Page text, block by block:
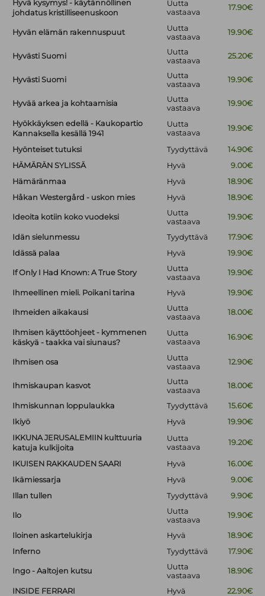
Hyvä kysymys! - käytännöllinen
johdatus kristilliseenuskoon
Uutta
vastaava
17.90€
Hyvän elämän rakennuspuut
Uutta
vastaava
19.90€
Hyvästi Suomi
Uutta
vastaava
25.20€
Hyvästi Suomi
Uutta
vastaava
19.90€
Hyvää arkea ja kohtaamisia
Uutta
vastaava
19.90€
Hyökkäyksen edellä - Kaukopartio
Kannaksella kesällä 1941
Uutta
vastaava
19.90€
Hyönteiset tutuksi Tyydyttävä
14.90€
HÄMÄRÄN SYLISSÄ
Hyvä
9.00€
Hämäränmaa
Hyvä
18.90€
Håkan Westergård - uskon mies
Hyvä 18.90€
Ideoita kotiin koko vuodeksi
Uutta
vastaava
19.90€
Idän sielunmessu Tyydyttävä
17.90€
Idässä palaa
Hyvä 19.90€
If Only I Had Known: A True Story
Uutta
vastaava
19.90€
Ihmeellinen mieli. Poikani tarina Hyvä 19.90€
Ihmeiden aikakausi
Uutta
vastaava
18.00€
Ihmisen käyttöohjeet - kymmenen
käskyä - taakka vai siunaus?
Uutta
vastaava
16.90€
Ihmisen osa
Uutta
vastaava
12.90€
Ihmiskaupan kasvot
Uutta
vastaava
18.00€
Ihmiskunnan loppulaukka Tyydyttävä
15.60€
Ikiyö
Hyvä
19.90€
IKKUNA JERUSALEMIIN kulttuuria
katuja kulkijoita
Uutta
vastaava
19.20€
IKUISEN RAKKAUDEN SAARI Hyvä
16.00€
Ikämiessarja
Hyvä
9.00€
Illan tullen
Tyydyttävä 9.90€
Ilo
Uutta
vastaava
19.90€
Iloinen askartelukirja Hyvä
18.90€
Inferno
Tyydyttävä 17.90€
Ingo - Aaltojen kutsu
Uutta
vastaava
18.90€
INSIDE FERRARI Hyvä
22.90€